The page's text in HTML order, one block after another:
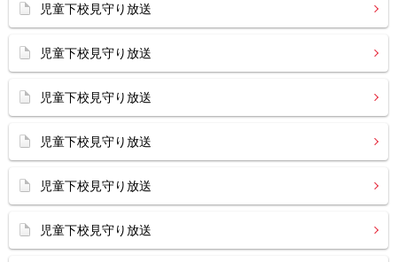
児童下校見守り放送
児童下校見守り放送
児童下校見守り放送
児童下校見守り放送
児童下校見守り放送
児童下校見守り放送